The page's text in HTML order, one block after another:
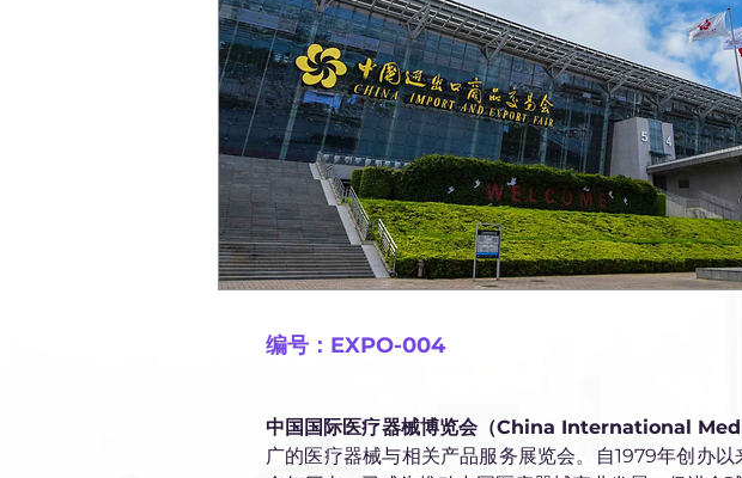
编号：EXPO-004
中国国际医疗器械博览会（China International
广的医疗器械与相关产品服务展览会。自1979年创办